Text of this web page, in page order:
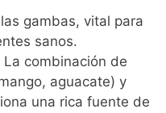
gambas, vital para
sanos.
La combinación de
aguacate) y
una rica fuente de